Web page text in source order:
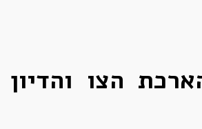
הצו והדיון